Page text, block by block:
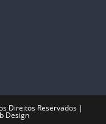
Direitos Reservados |
Design